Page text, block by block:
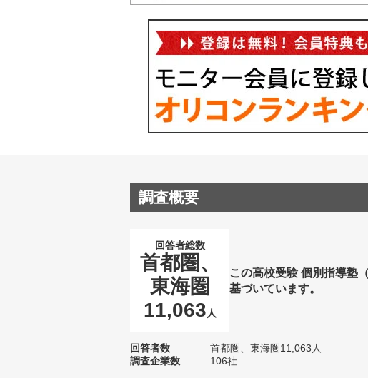
調査概要
回答者総数
首都圏、
東海圏
11,063 人
この高校受験 個別指導塾
基づいています。
回答者数
首都圏、東海圏11,063人
調査企業数
106社